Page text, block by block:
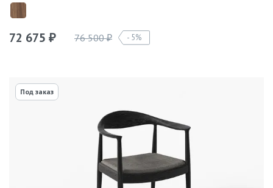
72 675 ₽ 76 500₽ 5%
Под заказ